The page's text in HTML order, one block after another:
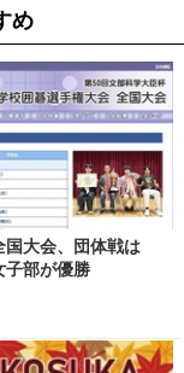
め
国大会、団体戦は
子部が優勝